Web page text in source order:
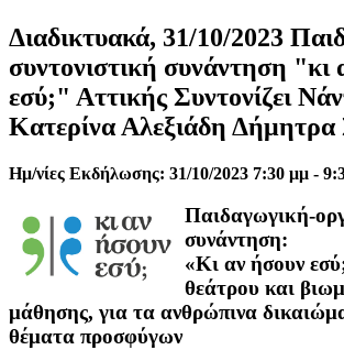
Διαδικτυακά, 31/10/2023
συντονιστική συνάντηση "κι
εσύ;" Αττικής Συντονίζει
Κατερίνα Αλεξιάδη
Ημ/νίες Εκδήλωσης: 31/10/2023 7:30 μμ -
Παιδαγωγική-
συνάντηση:
«Κι αν ήσουν
θεάτρου και
μάθησης, για τα ανθρώπινα
θέματα προσφύγων